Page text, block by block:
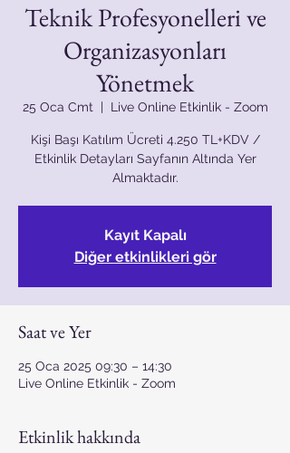
Teknik Profesyonelleri ve
Organizasyonları
Yönetmek
25 Oca Cmt
  |
Live Online Etkinlik - Zoom
Kişi Başı Katılım Ücreti 4.250 TL+KDV /
Etkinlik Detayları Sayfanın Altında Yer
Almaktadır.
Kayıt Kapalı
Diğer etkinlikleri gör
Saat ve Yer
25 Oca 2025 09:30 – 14:30
Live Online Etkinlik - Zoom
Etkinlik hakkında